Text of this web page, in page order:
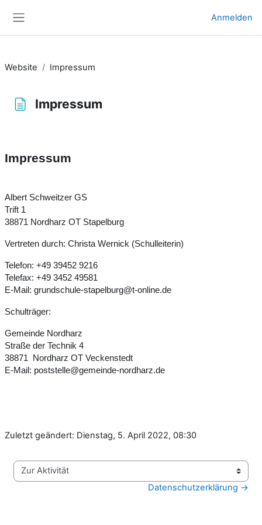
Anmelden
Website Impressum
Impressum
Impressum
Albert Schweitzer GS
Trift 1
38871 Nordharz OT Stapelburg
Vertreten durch: Christa Wernick (Schulleiterin)
Telefon: +49 39452 9216
Telefax: +49 3452 49581
E-Mail: grundschule-stapelburg@t-online.de
Schulträger:
Gemeinde Nordharz
Straße der Technik 4
38871 Nordharz OT Veckenstedt
E-Mail: poststelle@gemeinde-nordharz.de
Zuletzt geändert: Dienstag, 5. April 2022, 08:30
Zur Aktivität
Datenschutzerklärung →